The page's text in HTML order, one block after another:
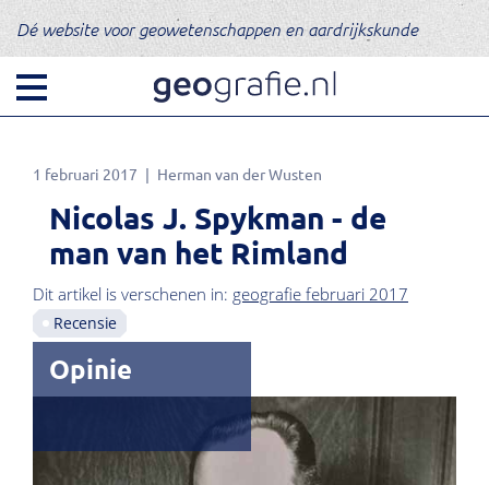
Dé website voor geowetenschappen en aardrijkskunde
1 februari 2017 Herman van der Wusten
Nicolas J. Spykman - de
man van het Rimland
Dit artikel is verschenen in: geografie februari 2017
Recensie
Opinie